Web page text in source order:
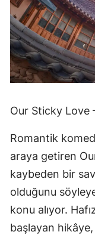
Our Sticky Love
Romantik
araya getiren
kaybeden bir
olduğunu
konu alıyor.
başlayan